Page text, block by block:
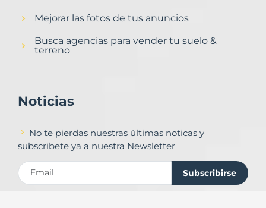
Mejorar las fotos de tus anuncios
Busca agencias para vender tu suelo &
terreno
Noticias
No te pierdas nuestras últimas noticas y
subscribete ya a nuestra Newsletter
Subscribirse